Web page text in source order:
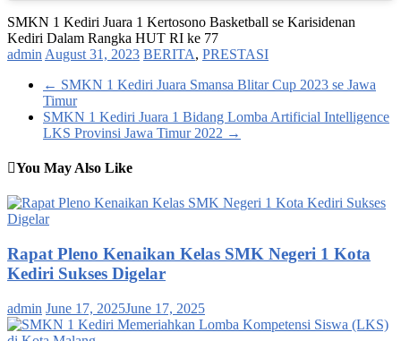
SMKN 1 Kediri Juara 1 Kertosono Basketball se Karisidenan
Kediri Dalam Rangka HUT RI ke 77
admin August 31, 2023 BERITA, PRESTASI
← SMKN 1 Kediri Juara Smansa Blitar Cup 2023 se Jawa
Timur
SMKN 1 Kediri Juara 1 Bidang Lomba Artificial Intelligence
LKS Provinsi Jawa Timur 2022 →
You May Also Like
Rapat Pleno Kenaikan Kelas SMK Negeri 1 Kota
Kediri Sukses Digelar
admin June 17, 2025June 17, 2025